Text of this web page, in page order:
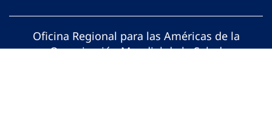
Oficina Regional para las Américas de la
Organización Mundial de la Salud